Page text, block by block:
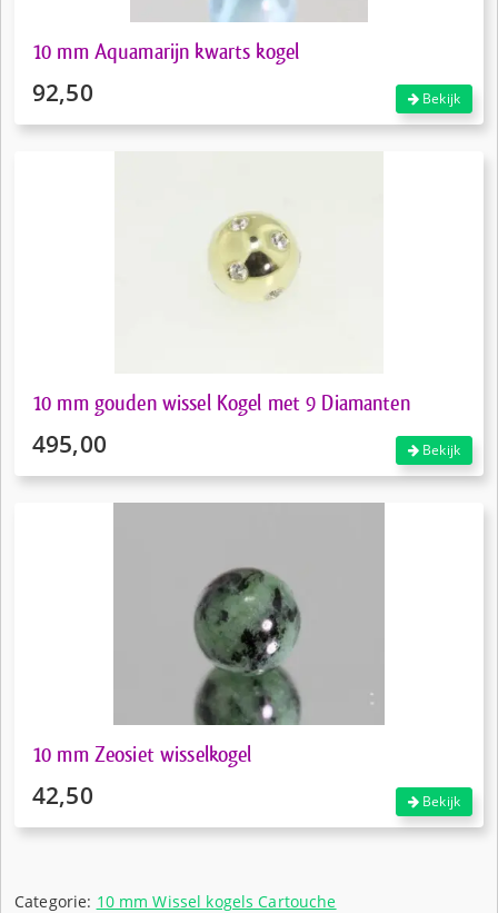
10 mm Aquamarijn kwarts kogel
92,50 Bekijk
10 mm gouden wissel Kogel met 9 Diamanten
495,00 Bekijk
10 mm Zeosiet wisselkogel
42,50 Bekijk
Categorie: 10 mm Wissel kogels Cartouche